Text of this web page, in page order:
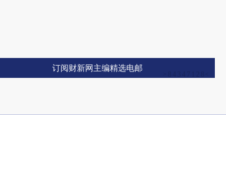
订阅财新网主编精选电邮